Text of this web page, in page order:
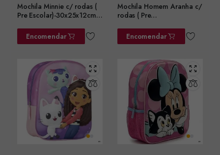
Mochila Minnie c/ rodas (
Pre Escolar)-30x25x12cms
Encomendar
Mochila Homem Aranha c/
rodas ( Pre
ref.2100005107
Encomendar